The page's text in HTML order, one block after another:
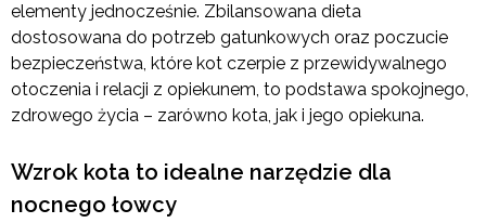
elementy jednocześnie. Zbilansowana dieta
dostosowana do potrzeb gatunkowych oraz poczucie
bezpieczeństwa, które kot czerpie z przewidywalnego
otoczenia i relacji z opiekunem, to podstawa spokojnego,
zdrowego życia – zarówno kota, jak i jego opiekuna.
Wzrok kota to idealne narzędzie dla
nocnego łowcy